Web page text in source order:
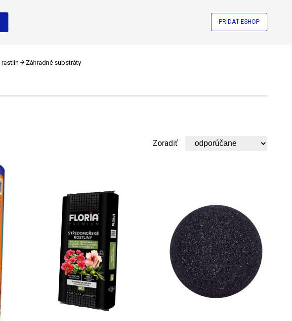
PRIDAŤ ESHOP
Záhradné substráty
Zoradiť